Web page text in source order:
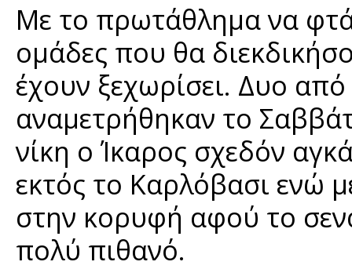
Με το πρωτάθλημα να
ομάδες που θα
έχουν ξεχωρίσει. Δυο
αναμετρήθηκαν το
νίκη ο Ίκαρος σχεδόν
εκτός το Καρλόβασι ενώ
στην κορυφή αφού το
πολύ πιθανό.